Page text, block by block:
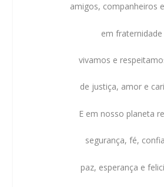
amigos, companheiros
em fraternidade
vivamos e
de justiça, amor e
E em nosso planeta
segurança, fé,
paz, esperança e